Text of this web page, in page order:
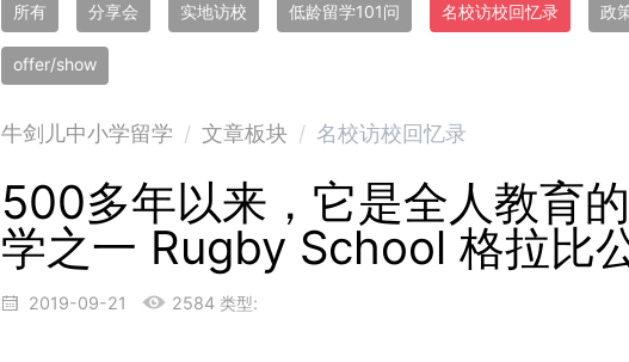
所有 分享会 实地访校 低龄留学101问 名校访校回忆录 政
offer/show
牛剑儿中小学留学 / 文章板块 / 名校访校回忆录
500多年以来，它是全人教育
学之一 Rugby School 格拉比
2019-09-21 2584 类型: